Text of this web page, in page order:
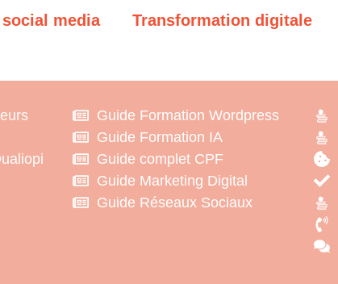
media Transformation digitale
Guide Formation Wordpress
Guide Formation IA
Guide complet CPF
Guide Marketing Digital
Guide Réseaux Sociaux